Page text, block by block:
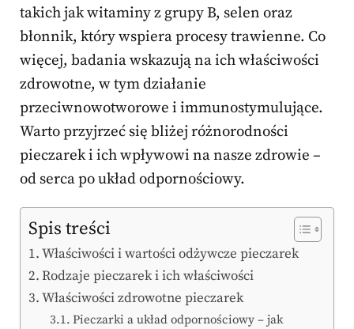
takich jak witaminy z grupy B, selen oraz
błonnik, który wspiera procesy trawienne. Co
więcej, badania wskazują na ich właściwości
zdrowotne, w tym działanie
przeciwnowotworowe i immunostymulujące.
Warto przyjrzeć się bliżej różnorodności
pieczarek i ich wpływowi na nasze zdrowie –
od serca po układ odpornościowy.
Spis treści
Właściwości i wartości odżywcze pieczarek
Rodzaje pieczarek i ich właściwości
Właściwości zdrowotne pieczarek
Pieczarki a układ odpornościowy – jak